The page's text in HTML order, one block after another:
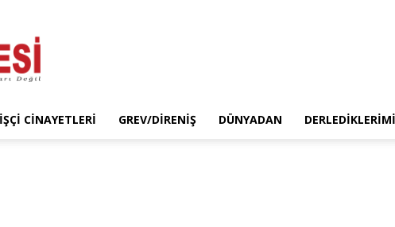
İŞÇI CINAYETLERI GREV/DIRENIŞ DÜNYADAN